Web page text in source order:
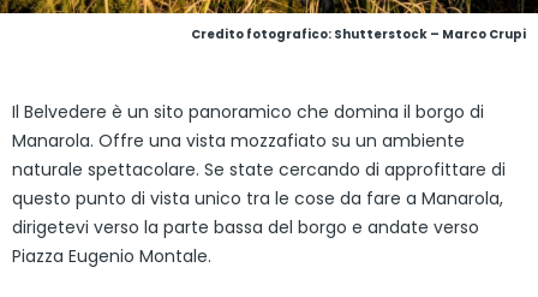
Credito fotografico: Shutterstock – Marco Crupi
Il Belvedere è un sito panoramico che domina il borgo di
Manarola. Offre una vista mozzafiato su un ambiente
naturale spettacolare. Se state cercando di approfittare di
questo punto di vista unico tra le cose da fare a Manarola,
dirigetevi verso la parte bassa del borgo e andate verso
Piazza Eugenio Montale.